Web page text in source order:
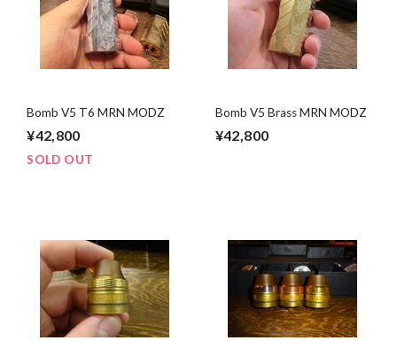
Bomb V5 T6 MRN MODZ
¥42,800
SOLD OUT
Bomb V5 Brass MRN MODZ
¥42,800